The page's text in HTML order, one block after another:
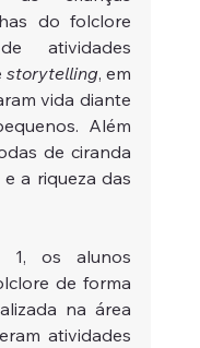
do folclore
atividades
storytelling, em
vida diante
Além
de ciranda
a riqueza das
1, os alunos
de forma
na área
atividades